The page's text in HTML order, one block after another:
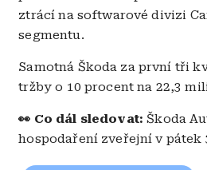
ztrácí na softwarové divizi
segmentu.
Samotná Škoda za první tři
tržby o 10 procent na 22,3
👀 Co dál sledovat: Škoda
hospodaření zveřejní v pátek